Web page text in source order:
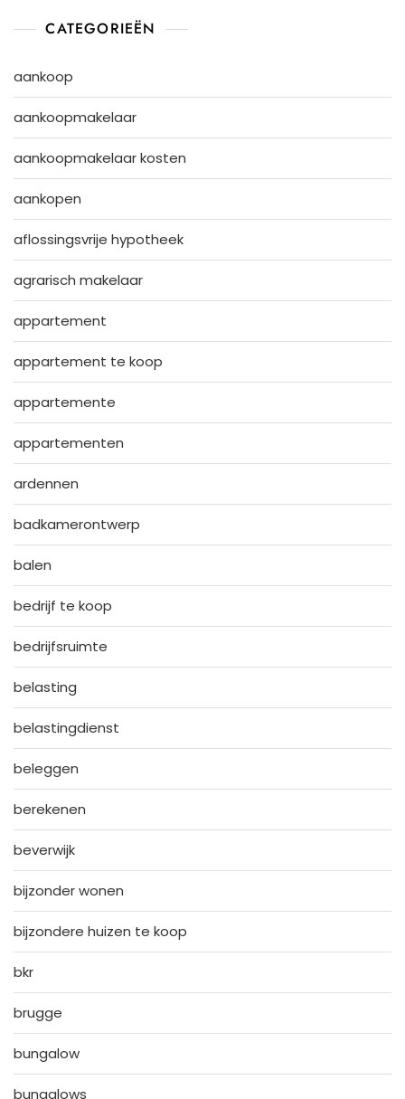
CATEGORIEËN
aankoop
aankoopmakelaar
aankoopmakelaar kosten
aankopen
aflossingsvrije hypotheek
agrarisch makelaar
appartement
appartement te koop
appartemente
appartementen
ardennen
badkamerontwerp
balen
bedrijf te koop
bedrijfsruimte
belasting
belastingdienst
beleggen
berekenen
beverwijk
bijzonder wonen
bijzondere huizen te koop
bkr
brugge
bungalow
bungalows